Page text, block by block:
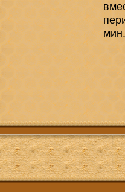
мин.